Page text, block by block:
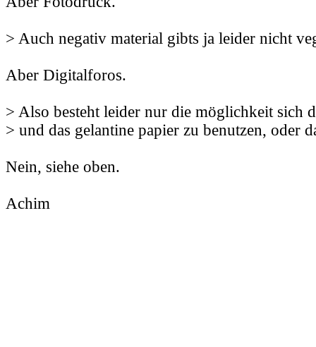
> Auch negativ material gibts ja leider nicht
Aber Digitalforos.
> Also besteht leider nur die möglichkeit sich
> und das gelantine papier zu benutzen, oder
Nein, siehe oben.
Achim